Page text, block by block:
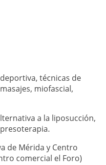
técnicas de
miofascial,
a la liposucción,
de Mérida y Centro
comercial el Foro)